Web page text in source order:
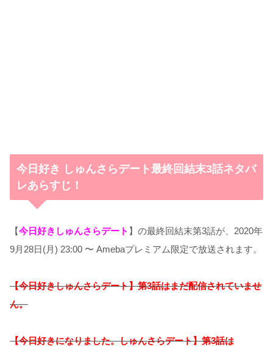
今日好き しゅんさらデート最終回結末3話ネタバ
レあらすじ！
【今日好きしゅんさらデート 】の最終回結末第3話が、2020年
9月28日(月) 23:00 〜 Amebaプレミアム限定で放送されます。
【今日好きしゅんさらデート】第3話はまだ配信されていませ
ん。
【今日好きになりました。しゅんさらデート】第3話は